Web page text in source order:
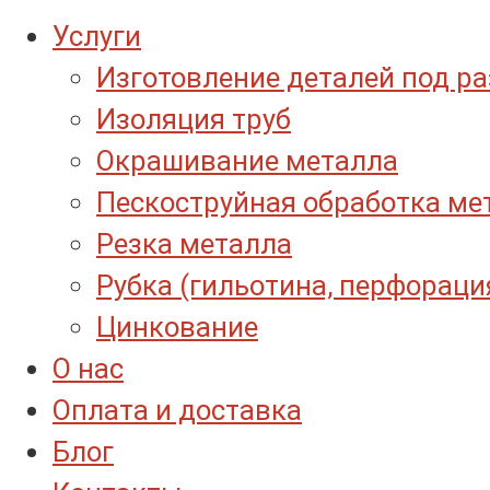
Услуги
Изготовление деталей под
Изоляция труб
Окрашивание металла
Пескоструйная обработка
Резка металла
Рубка (гильотина,
Цинкование
О нас
Оплата и доставка
Блог